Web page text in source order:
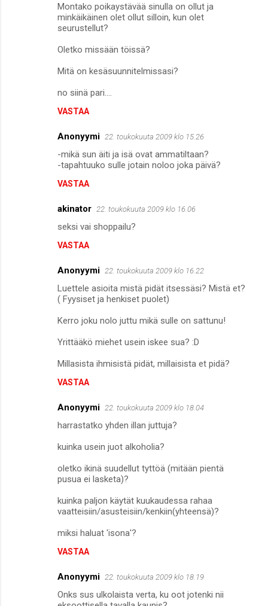
Montako poikaystävää sinulla on ollut ja
minkäikäinen olet ollut silloin, kun olet
seurustellut?
Oletko missään töissä?
Mitä on kesäsuunnitelmissasi?
no siinä pari....
VASTAA
Anonyymi 22. toukokuuta 2009 klo 15.26
-mikä sun äiti ja isä ovat ammatiltaan?
-tapahtuuko sulle jotain noloo joka päivä?
VASTAA
akinator 22. toukokuuta 2009 klo 16.06
seksi vai shoppailu?
VASTAA
Anonyymi 22. toukokuuta 2009 klo 16.22
Luettele asioita mistä pidät itsessäsi? Mistä et?
( Fyysiset ja henkiset puolet)
Kerro joku nolo juttu mikä sulle on sattunu!
Yrittääkö miehet usein iskee sua? :D
Millasista ihmisistä pidät, millaisista et pidä?
VASTAA
Anonyymi 22. toukokuuta 2009 klo 18.04
harrastatko yhden illan juttuja?
kuinka usein juot alkoholia?
oletko ikinä suudellut tyttöä (mitään pientä
pusua ei lasketa)?
kuinka paljon käytät kuukaudessa rahaa
vaatteisiin/asusteisiin/kenkiin(yhteensä)?
miksi haluat 'isona'?
VASTAA
Anonyymi 22. toukokuuta 2009 klo 18.19
Onks sus ulkolaista verta, ku oot jotenki nii